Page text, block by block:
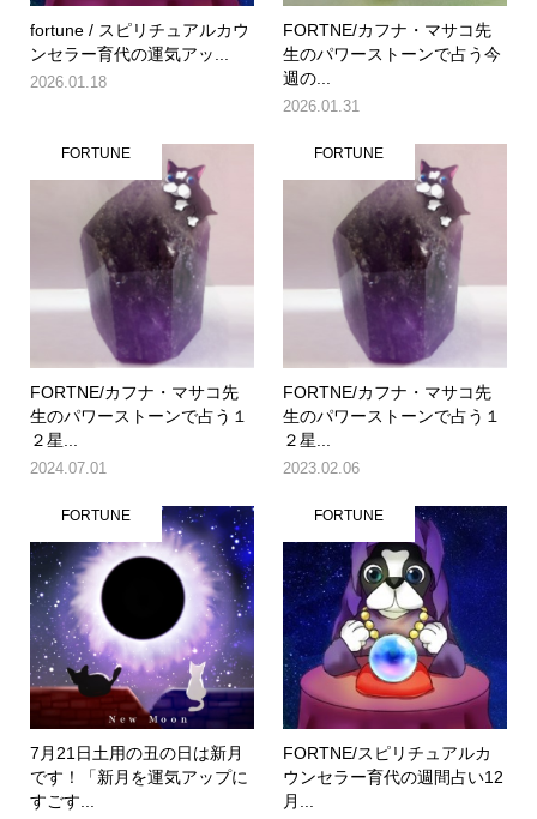
fortune / スピリチュアルカウ
ンセラー育代の運気アッ...
2026.01.18
FORTNE/カフナ・マサコ先
生のパワーストーンで占う今
週の...
2026.01.31
FORTUNE
FORTNE/カフナ・マサコ先
生のパワーストーンで占う１
２星...
2024.07.01
FORTUNE
FORTNE/カフナ・マサコ先
生のパワーストーンで占う１
２星...
2023.02.06
FORTUNE
7月21日土用の丑の日は新月
です！「新月を運気アップに
すごす...
FORTUNE
FORTNE/スピリチュアルカ
ウンセラー育代の週間占い12
月...